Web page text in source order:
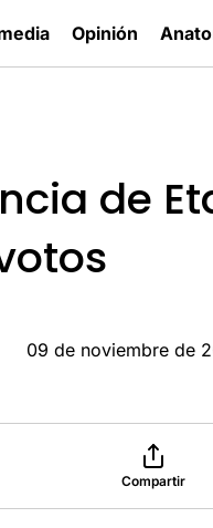
Opinión
de
09 de noviembre de
Compartir